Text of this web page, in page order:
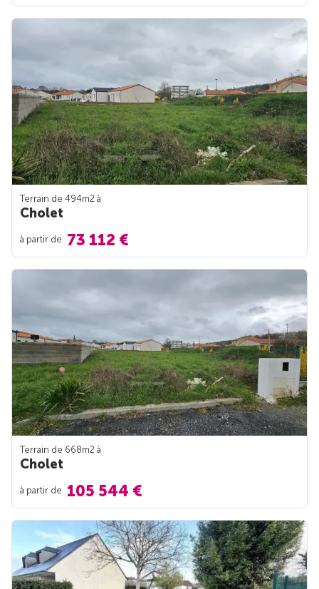
Terrain de 494m2 à
Cholet
à partir de 73 112 €
Terrain de 668m2 à
Cholet
à partir de 105 544 €